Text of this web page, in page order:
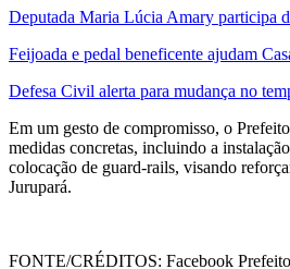
Deputada Maria Lúcia Amary participa
Feijoada e pedal beneficente ajudam
Defesa Civil alerta para mudança no
Em um gesto de compromisso, o
medidas concretas, incluindo a
colocação de guard-rails, visando
Jurupará.
FONTE/CRÉDITOS: Facebook